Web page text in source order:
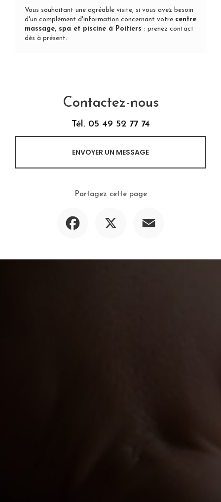
Vous souhaitant une agréable visite, si vous avez besoin
d'un complément d'information concernant votre centre
massage, spa et piscine à Poitiers : prenez contact
dès à présent.
Contactez-nous
Tél. 05 49 52 77 74
ENVOYER UN MESSAGE
Partagez cette page